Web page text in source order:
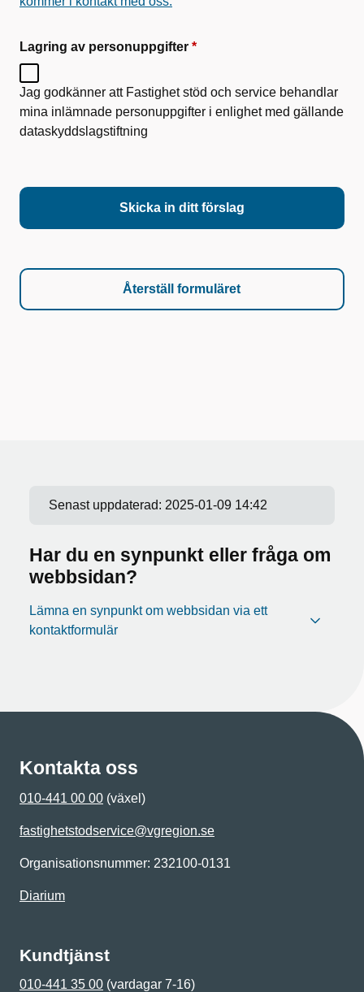
Lagring av personuppgifter
Jag godkänner att Fastighet stöd och service behandlar
mina inlämnade personuppgifter i enlighet med gällande
dataskyddslagstiftning
Skicka in ditt förslag
Senast uppdaterad: 2025-01-09 14:42
Har du en synpunkt eller fråga om
webbsidan?
Lämna en synpunkt om webbsidan via ett
kontaktformulär
Kontakta oss
010-441 00 00 (växel)
fastighetstodservice@vgregion.se
Organisationsnummer: 232100-0131
Diarium
Kundtjänst
010-441 35 00 (vardagar 7-16)